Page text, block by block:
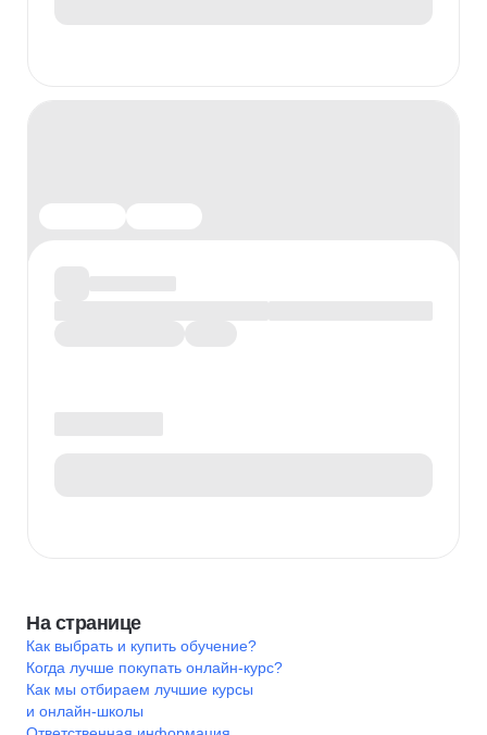
На странице
Как выбрать и купить обучение?
Когда лучше покупать онлайн-курс?
Как мы отбираем лучшие курсы
и онлайн-школы